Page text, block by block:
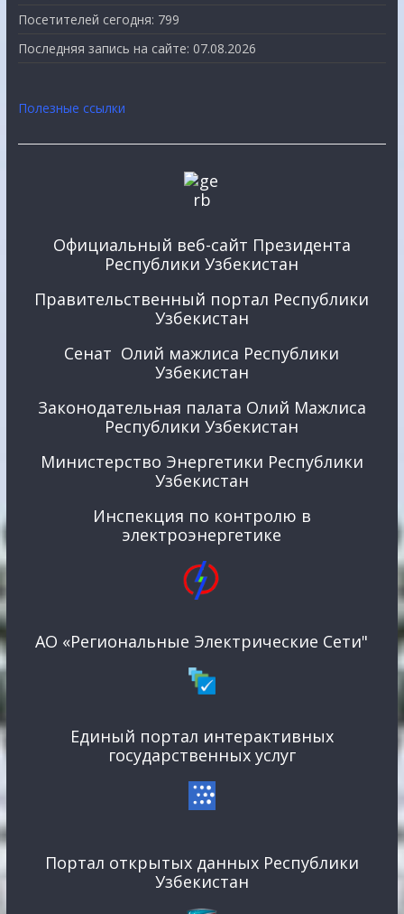
Посетителей сегодня: 799
Последняя запись на сайте: 07.08.2026
Полезные ссылки
Официальный веб-сайт Президента
Республики Узбекистан
Правительственный портал Республики
Узбекистан
Сенат Олий мажлиса Республики
Узбекистан
Законодательная палата Олий Мажлиса
Республики Узбекистан
Министерство Энергетики Республики
Узбекистан
Инспекция по контролю в
электроэнергетике
АО «Региональные Электрические Сети"
Единый портал интерактивных
государственных услуг
Портал открытых данных Республики
Узбекистан